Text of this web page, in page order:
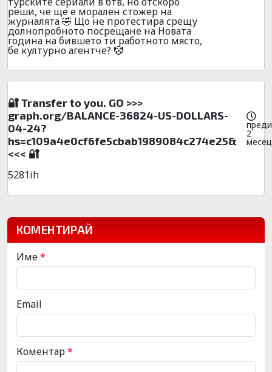
реши, че ще е морален стожер на
журналята 🤣 Що не протестира срещу
долнопробното посрещане на Новата
година на бившето ти работното място,
бе културно агентче? 🤡
🔐 Transfer to you. GO >>>
graph.org/BALANCE-36824-US-DOLLARS-
04-24?
hs=c109a4e0cf6fe5cbab1989084c274e25&
<<< 🔐
преди
2
5281ih
КОМЕНТИРАЙ
Име*
Email
Коментар*